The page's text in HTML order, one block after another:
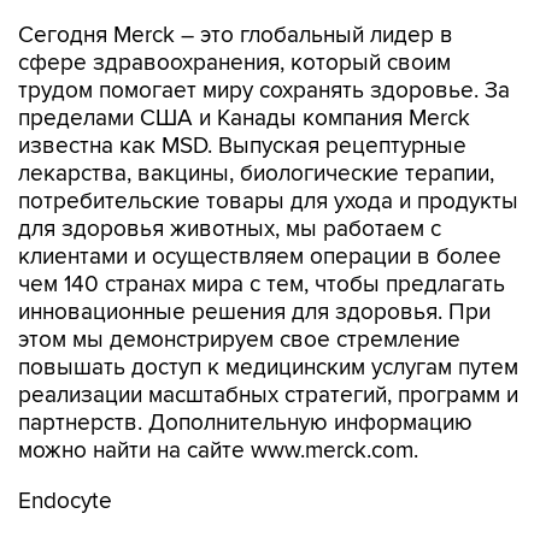
Сегодня Merck – это глобальный лидер в
сфере здравоохранения, который своим
трудом помогает миру сохранять здоровье. За
пределами США и Канады компания Merck
известна как MSD. Выпуская рецептурные
лекарства, вакцины, биологические терапии,
потребительские товары для ухода и продукты
для здоровья животных, мы работаем с
клиентами и осуществляем операции в более
чем 140 странах мира с тем, чтобы предлагать
инновационные решения для здоровья. При
этом мы демонстрируем свое стремление
повышать доступ к медицинским услугам путем
реализации масштабных стратегий, программ и
партнерств. Дополнительную информацию
можно найти на сайте www.merck.com.
Endocyte